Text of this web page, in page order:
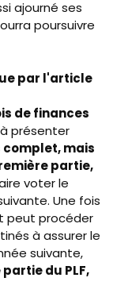
ajourné ses
poursuivre
par l'article
de finances
présenter
complet, mais
partie,
voter le
Une fois
peut procéder
à assurer le
suivante,
du PLF,